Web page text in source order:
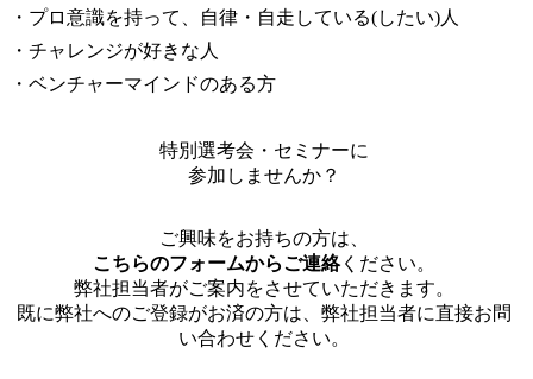
・プロ意識を持って、自律・自走している(したい)人
・チャレンジが好きな人
・ベンチャーマインドのある方
特別選考会・セミナーに
参加しませんか？
ご興味をお持ちの方は、
こちらのフォームからご連絡ください。
弊社担当者がご案内をさせていただきます。
既に弊社へのご登録がお済の方は、弊社担当者に直接お問
い合わせください。